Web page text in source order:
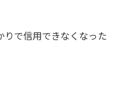
りで信用できなくなった